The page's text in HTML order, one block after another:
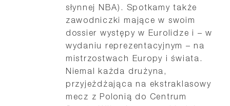
słynnej NBA). Spotkamy także
zawodniczki mające w swoim
dossier występy w Eurolidze i – w
wydaniu reprezentacyjnym – na
mistrzostwach Europy i świata.
Niemal każda drużyna,
przyjeżdżająca na ekstraklasowy
mecz z Polonią do Centrum